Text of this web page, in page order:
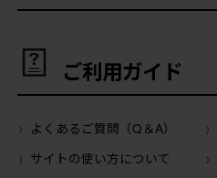
ご利用ガイド
よくあるご質問（Q＆A）
サイトの使い方について